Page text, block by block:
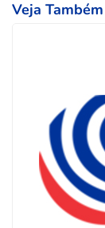
Veja Também